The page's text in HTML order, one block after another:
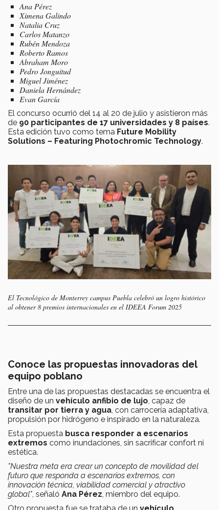
Ana Pérez
Ximena Galindo
Natalia Cruz
Carlos Matanzo
Rubén Mendoza
Roberto Ramos
Abraham Moro
Pedro Jonguitud
Miguel Jiménez
Daniela Hernández
Evan García
El concurso ocurrió del 14 al 20 de julio y asistieron más
de 90 participantes de 17 universidades y 8 países.
Esta edición tuvo como tema Future Mobility
Solutions – Featuring Photochromic Technology.
El Tecnológico de Monterrey campus Puebla celebró un logro histórico
al obtener 8 premios internacionales en el IDEEA Forum 2025
Conoce las propuestas innovadoras del
equipo poblano
Entre una de las propuestas destacadas se encuentra el
diseño de un vehículo anfibio de lujo , capaz de
transitar por tierra y agua , con carrocería adaptativa,
propulsión por hidrógeno e inspirado en la naturaleza.
Esta propuesta busca responder a escenarios
extremos como inundaciones, sin sacrificar confort ni
estética.
"Nuestra meta era crear un concepto de movilidad del
futuro que responda a escenarios extremos, con
innovación técnica, viabilidad comercial y atractivo
global" , señaló Ana Pérez , miembro del equipo.